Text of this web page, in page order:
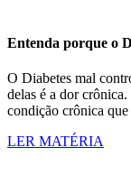
Entenda porque o
O Diabetes mal
delas é a dor
condição crônica
LER MATÉRIA